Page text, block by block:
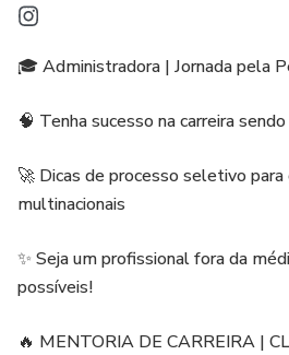
QUANTO VALE SUA CARREIRA
🎓 Administradora | Jornada pela
🧠 Tenha sucesso na carreira
🚀 Dicas de processo seletivo
multinacionais
✨ Seja um profissional fora da
possíveis!
🔥 MENTORIA DE CARREIRA |